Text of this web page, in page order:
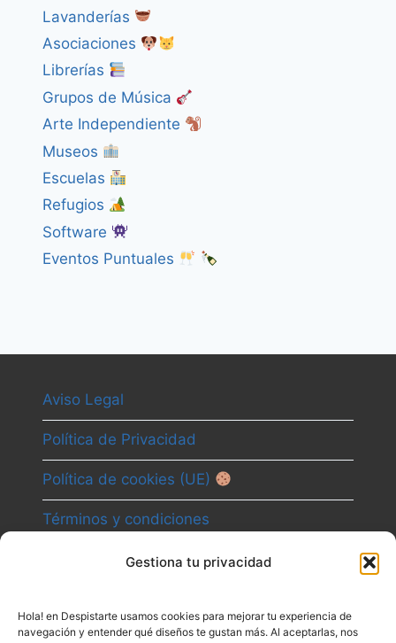
Gestiona tu privacidad
Hola! en Despistarte usamos cookies para mejorar tu experiencia de
navegación y entender qué diseños te gustan más. Al aceptarlas, nos
Lavanderías
Asociaciones
Librerías
Grupos de Música
Arte Independiente
Museos
Escuelas
Refugios
Software
Eventos Puntuales
Aviso Legal
Política de Privacidad
Política de cookies (UE)
Términos y condiciones
Canal